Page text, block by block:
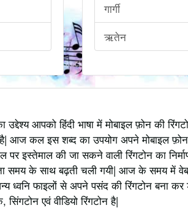
गार्गी
ऋतेन
आपको हिंदी भाषा में मोबाइल फ़ोन की
आज कल इस शब्द का उपयोग अपने मोबाइल
पर इस्तेमाल की जा सकने वाली रिंगटोन का
समय के साथ बढ़ती चली गयी| आज के समय में
ध्वनि फाइलों से अपने पसंद की रिंगटोन बना
सिंगटोन एवं वीडियो रिंगटोन है|